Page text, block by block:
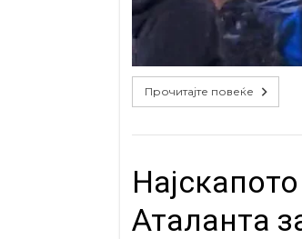
Прочитајте повеќе
Аталанта